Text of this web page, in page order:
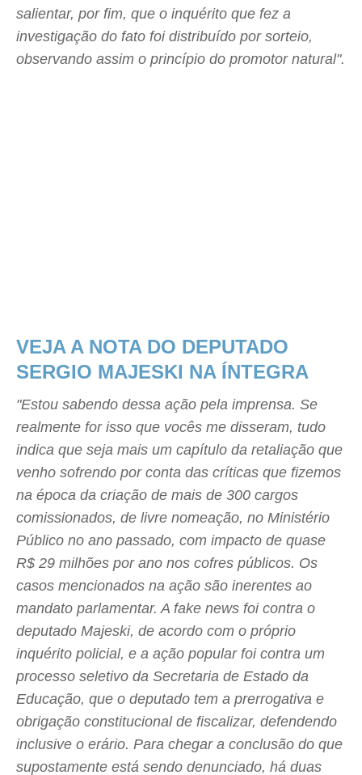
salientar, por fim, que o inquérito que fez a
investigação do fato foi distribuído por sorteio,
observando assim o princípio do promotor natural".
VEJA A NOTA DO DEPUTADO
SERGIO MAJESKI NA ÍNTEGRA
"Estou sabendo dessa ação pela imprensa. Se
realmente for isso que vocês me disseram, tudo
indica que seja mais um capítulo da retaliação que
venho sofrendo por conta das críticas que fizemos
na época da criação de mais de 300 cargos
comissionados, de livre nomeação, no Ministério
Público no ano passado, com impacto de quase
R$ 29 milhões por ano nos cofres públicos. Os
casos mencionados na ação são inerentes ao
mandato parlamentar. A fake news foi contra o
deputado Majeski, de acordo com o próprio
inquérito policial, e a ação popular foi contra um
processo seletivo da Secretaria de Estado da
Educação, que o deputado tem a prerrogativa e
obrigação constitucional de fiscalizar, defendendo
inclusive o erário. Para chegar a conclusão do que
supostamente está sendo denunciado, há duas